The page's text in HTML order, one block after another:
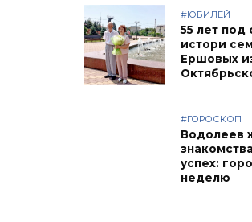
#ЮБИЛЕЙ
55 лет под
истори
Ершовых
#ГОРОСКОП
Водолеев
успех:
неделю